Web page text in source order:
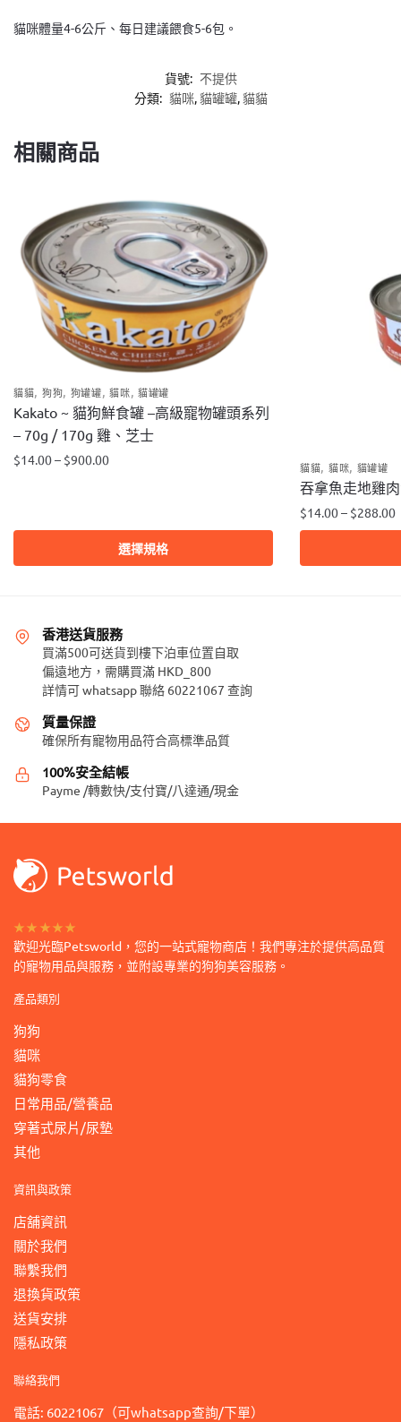
貓咪體量4-6公斤、每日建議餵食5-6包。
貨號: 不提供
分類: 貓咪, 貓罐罐, 貓貓
相關商品
貓貓, 狗狗, 狗罐罐,貓咪, 貓罐罐
Kakato ~ 貓狗鮮食罐 –高級寵物罐頭系列
– 70g / 170g 雞、芝士
$14.00– $900.00
選擇規格
品
式。
品
面
項
貓貓, 貓咪, 貓罐罐
吞拿魚走地雞
$14.00– $288.00
產
面
香港送貨服務
買滿500可送貨到樓下泊車位置自取
偏遠地方，需購買滿 HKD_800
詳情可 whatsapp 聯絡 60221067 查詢
質量保證
確保所有寵物用品符合高標準品質
100%安全結帳
Payme /轉數快/支付寶/八達通/現金
★★★★★
歡迎光臨Petsworld，您的一站式寵物商店！我們專注於提供高品質
的寵物用品與服務，並附設專業的狗狗美容服務。
產品類別
狗狗
貓咪
貓狗零食
日常用品/營養品
穿著式尿片/尿墊
其他
資訊與政策
店舖資訊
關於我們
聯繫我們
退換貨政策
送貨安排
隱私政策
聯絡我們
電話: 60221067（可whatsapp查詢/下單）